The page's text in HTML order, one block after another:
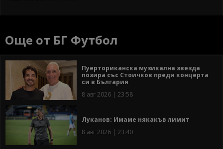
Още от БГ Футбол
Пуерториканска музикална звезда
позира със Стоичков преди концерта
си в България
8 авг 2026 | 23:58
Луканов: Имаме някакъв лимит
8 авг 2026 | 23:40